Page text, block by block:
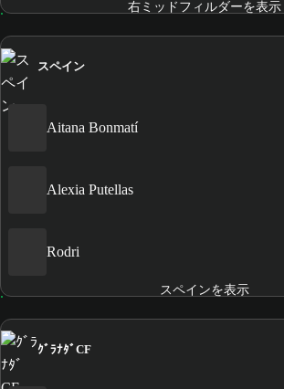
右ミッドフィルダーを表示
スペイン
Aitana Bonmatí
Alexia Putellas
Rodri
スペインを表示
ｸﾞﾗﾅﾀﾞCF